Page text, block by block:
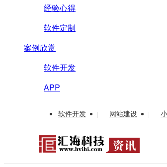
经验心得
软件定制
案例欣赏
软件开发
APP
软件开发 | 网站建设 |